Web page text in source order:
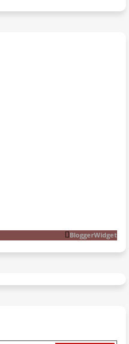
BloggerWidget